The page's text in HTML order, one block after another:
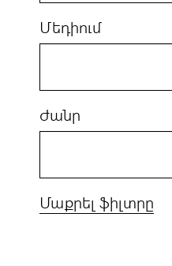
Մեդիում
Ժանր
Մաքրել ֆիլտրը